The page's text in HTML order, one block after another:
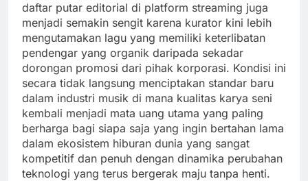
daftar putar editorial di platform streaming juga
menjadi semakin sengit karena kurator kini lebih
mengutamakan lagu yang memiliki keterlibatan
pendengar yang organik daripada sekadar
dorongan promosi dari pihak korporasi. Kondisi ini
secara tidak langsung menciptakan standar baru
dalam industri musik di mana kualitas karya seni
kembali menjadi mata uang utama yang paling
berharga bagi siapa saja yang ingin bertahan lama
dalam ekosistem hiburan dunia yang sangat
kompetitif dan penuh dengan dinamika perubahan
teknologi yang terus bergerak maju tanpa henti.